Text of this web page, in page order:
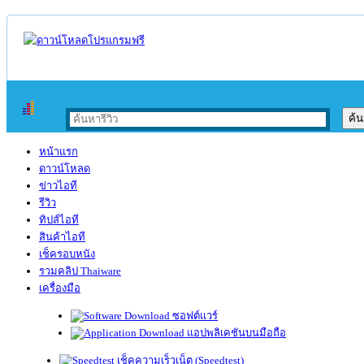
หน้าแรก
ดาวน์โหลด
ข่าวไอที
รีวิว
ทิปส์ไอที
สินค้าไอที
เช็ครอบหนัง
รวมคลิป Thaiware
เครื่องมือ
ซอฟต์แวร์
แอปพลิเคชันบนมือถือ
เช็คความเร็วเน็ต (Speedtest)